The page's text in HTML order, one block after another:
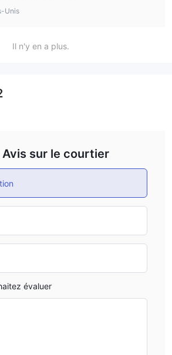
Unis
Il n'y en a plus.
sur le courtier
évaluer